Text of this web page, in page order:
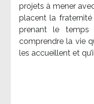
projets à mener
placent la
prenant le temps
comprendre la vie
les accueillent et